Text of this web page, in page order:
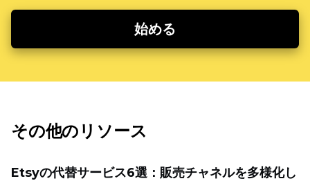
始める
その他のリソース
Etsyの代替サービス6選：販売チャネルを多様化し